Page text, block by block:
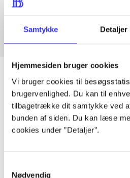
Samtykke Detaljer
Hjemmesiden bruger cookies
Vi bruger cookies til
brugervenlighed. Du kan til
tilbagetrække dit samtykke ved
bunden af siden. Du kan læse
cookies under ”Detaljer”.
Nødvendig
Fra
Artikler
Alle registrerede artikler fordelt